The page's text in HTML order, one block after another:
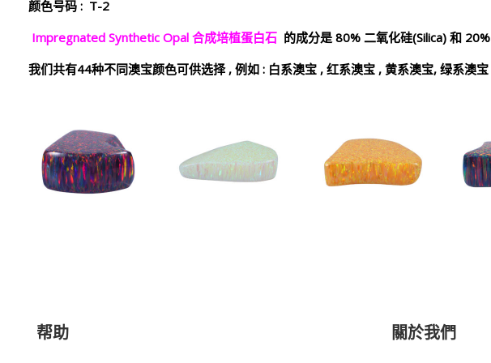
颜色号码 : T-2
Impregnated Synthetic Opal 合成培植蛋白石 的成分是 80% 二氧化硅(Silica) 和 20%
我们共有44种不同澳宝颜色可供选择, 例如 : 白系澳宝 , 红系澳宝 , 黄系澳宝, 绿系澳宝
帮助 關於我們